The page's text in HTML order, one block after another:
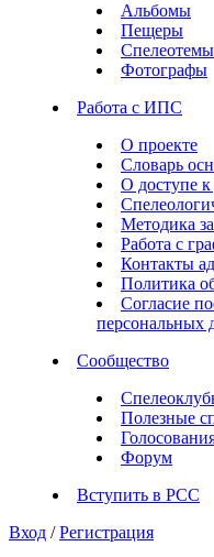
Альбомы
Пещеры
Спелеотемы
Фотографы
Работа с ИПС
О проекте
Словарь
О доступе
Методика
Работа с
Контакты
Политика
Согласие
персональных
Сообщество
Полезные
Форум
Вступить в РСС
Вход / Регистрация